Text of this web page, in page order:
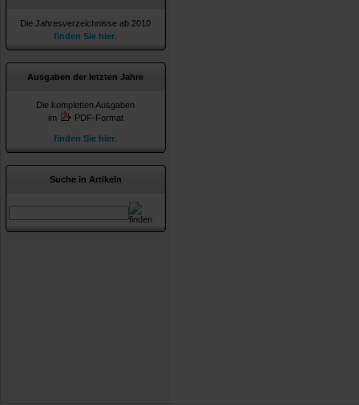
Die Jahresverzeichnisse ab 2010
finden Sie hier
Ausgaben der letzten Jahre
Die kompletten Ausgaben
im
PDF-Format
finden Sie hier
Suche in Artikeln